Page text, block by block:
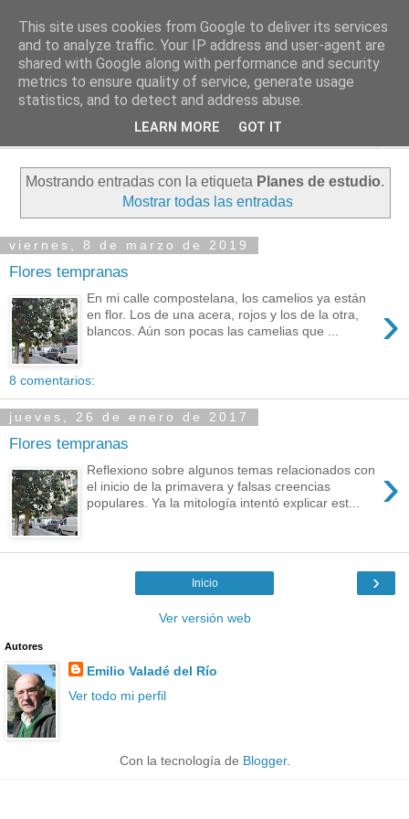
PASEANTE SILENCIOSO
Blog personal de Emilio Valadé del Río
Mostrando entradas con la etiqueta Planes de estudio.
Mostrar todas las entradas
viernes, 8 de marzo de 2019
Flores tempranas
›
En mi calle compostelana, los camelios ya están
en flor. Los de una acera, rojos y los de la otra,
blancos. Aún son pocas las camelias que ...
8 comentarios:
jueves, 26 de enero de 2017
Flores tempranas
›
Reflexiono sobre algunos temas relacionados con
el inicio de la primavera y falsas creencias
populares. Ya la mitología intentó explicar est...
›
Inicio
Ver versión web
Autores
Emilio Valadé del Río
Ver todo mi perfil
Con la tecnología de Blogger.
This site uses cookies from Google to deliver its services
and to analyze traffic. Your IP address and user-agent are
shared with Google along with performance and security
metrics to ensure quality of service, generate usage
statistics, and to detect and address abuse.
LEARN MORE GOT IT